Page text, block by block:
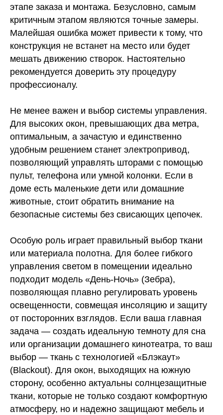
этапе заказа и монтажа. Безусловно, самым
критичным этапом являются точные замеры.
Малейшая ошибка может привести к тому, что
конструкция не встанет на место или будет
мешать движению створок. Настоятельно
рекомендуется доверить эту процедуру
профессионалу.
Не менее важен и выбор системы управления.
Для высоких окон, превышающих два метра,
оптимальным, а зачастую и единственно
удобным решением станет электропривод,
позволяющий управлять шторами с помощью
пульт, телефона или умной колонки. Если в
доме есть маленькие дети или домашние
животные, стоит обратить внимание на
безопасные системы без свисающих цепочек.
Особую роль играет правильный выбор ткани
или материала полотна. Для более гибкого
управления светом в помещении идеально
подходит модель «День-Ночь» (Зебра),
позволяющая плавно регулировать уровень
освещенности, совмещая инсоляцию и защиту
от посторонних взглядов. Если ваша главная
задача — создать идеальную темноту для сна
или организации домашнего кинотеатра, то ваш
выбор — ткань с технологией «Блэкаут»
(Blackout). Для окон, выходящих на южную
сторону, особенно актуальны солнцезащитные
ткани, которые не только создают комфортную
атмосферу, но и надежно защищают мебель и